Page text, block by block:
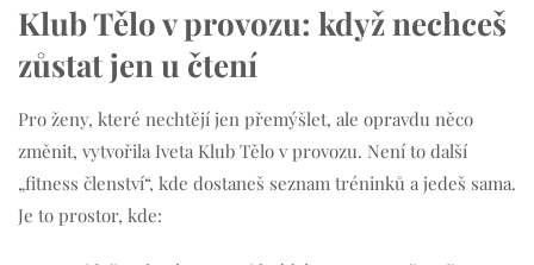
Klub Tělo v provozu: když nechceš
zůstat jen u čtení
Pro ženy, které nechtějí jen přemýšlet, ale opravdu něco
změnit, vytvořila Iveta Klub Tělo v provozu. Není to další
„fitness členství“, kde dostaneš seznam tréninků a jedeš sama.
Je to prostor, kde: